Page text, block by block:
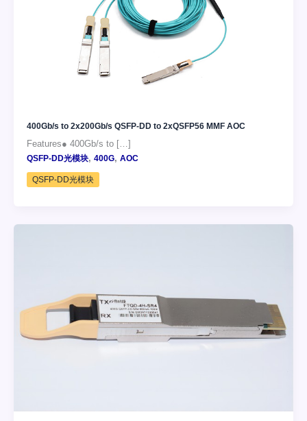
400Gb/s to 2x200Gb/s QSFP-DD to 2xQSFP56 MMF AOC
Features● 400Gb/s to […]
QSFP-DD光模块, 400G, AOC
QSFP-DD光模块